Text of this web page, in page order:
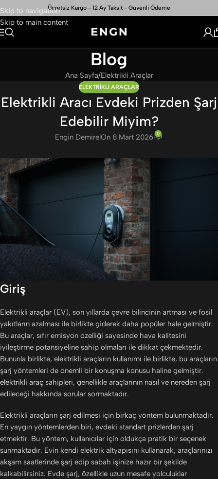
Skip to navigation
Skip to main content
Ücretsiz Kargo - 12 Ay Taksit - Güvenli Ödeme
Blog
Ana Sayfa Elektrikli Araçlar
ELEKTRIKLI ARAÇLAR
Elektrikli Aracı Evdeki Prizden Şarj
Edebilir Miyim?
Engin DemirelOn 8 Mart 2026 0
Giriş
Elektrikli araçlar (EV), son yıllarda çevre bilincinin artması ve fosil
yakıtların azalması ile birlikte giderek daha popüler hale gelmiştir.
Bu araçlar, sıfır emisyon özelliği sayesinde hava kalitesini
iyileştirme potansiyeline sahip olmaları ile dikkat çekmektedir.
Bununla birlikte, elektrikli araçların kullanımı ile birlikte, bu araçların
şarj yöntemleri de önemli bir konuşma konusu haline gelmiştir.
elektrikli araç sahipleri, genellikle araçlarının nasıl ve nereden şarj
edileceği hakkında sorular sormaktadır.
Elektrikli araçların şarj edilmesi için birkaç yöntem bulunmaktadır.
En yaygın yöntemlerden biri, evdeki standart prizlerden şarj
etmektir. Bu yöntem, kullanıcılar için oldukça pratik bir seçenek
sunmaktadır. Evin kendi elektrik altyapısını kullanarak, araçlarınızı
akşam saatlerinde şarj edip sabah işinize hazır bir şekilde
kalkabilirsiniz. Evde şarj, özellikle uzun mesafe yolculuklar